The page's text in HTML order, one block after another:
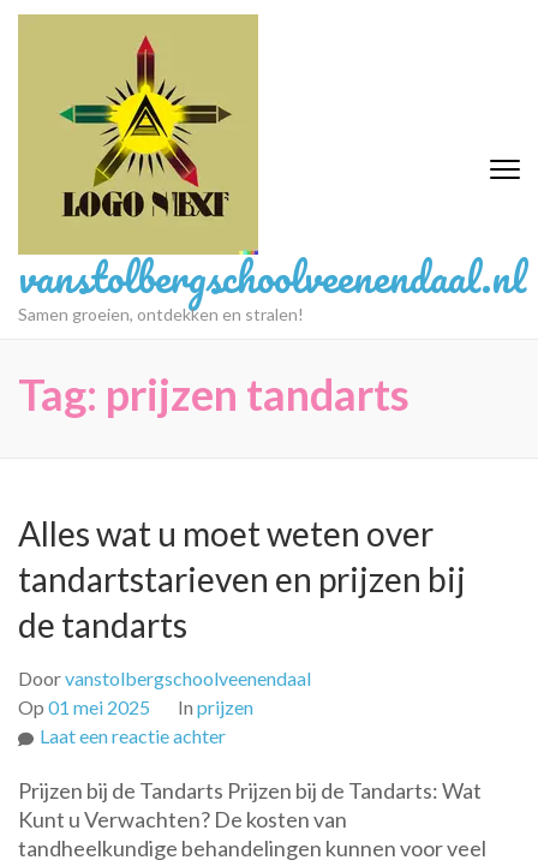
Ga
vanstolbergschoolveenendaal.nl
Samen groeien, ontdekken en stralen!
Tag: prijzen tandarts
Alles wat u moet weten over
tandartstarieven en prijzen bij
de tandarts
Doorvanstolbergschoolveenendaal
Op 01 mei 2025 In prijzen
Laat een reactie achterop
wat
u
moet
Prijzen bij de Tandarts Prijzen bij de Tandarts: Wat
Kunt u Verwachten? De kosten van
tandheelkundige behandelingen kunnen voor veel